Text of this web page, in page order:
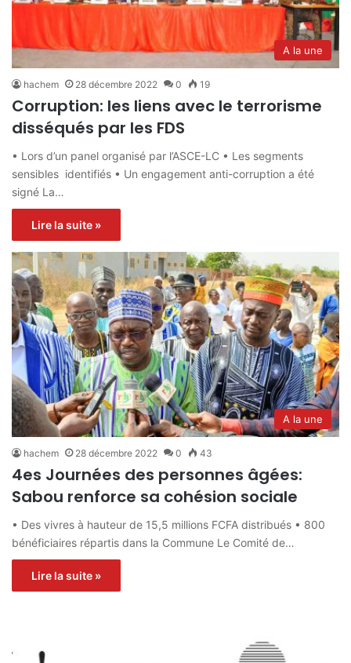
A la une
hachem 28 décembre 2022 0 19
Corruption: les liens avec le terrorisme
disséqués par les FDS
• Lors d’un panel organisé par l’ASCE-LC • Les segments
sensibles identifiés • Un engagement anti-corruption a été
signé La…
Lire la suite »
A la une
hachem 28 décembre 2022 0 43
4es Journées des personnes âgées:
Sabou renforce sa cohésion sociale
• Des vivres à hauteur de 15,5 millions FCFA distribués • 800
bénéficiaires répartis dans la Commune Le Comité de…
Lire la suite »